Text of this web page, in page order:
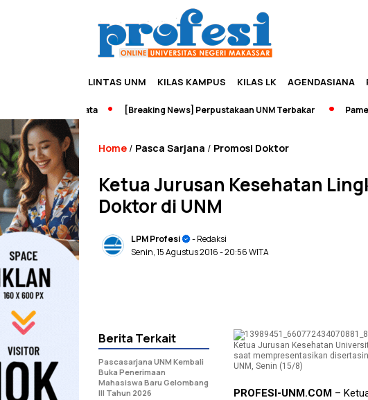
LINTAS UNM KILAS KAMPUS KILAS LK AGENDASIANA
[Breaking News] Perpustakaan UNM Terbakar Pameran
Home / Pasca Sarjana / Promosi Doktor
Ketua Jurusan Kesehatan
Doktor di UNM
LPM Profesi
- Redaksi
Senin, 15 Agustus 2016- 20:56 WITA
Ketua Jurusan Kesehatan
saat mempresentasikan
UNM, Senin (15/8)
PROFESI-UNM.COM –
Berita Terkait
Pascasarjana UNM Kembali
Buka Penerimaan
Mahasiswa Baru Gelombang
lll Tahun 2026